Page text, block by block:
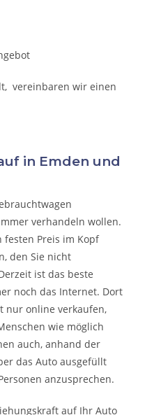
vereinbaren wir einen
in Emden und
verhandeln wollen.
festen Preis im Kopf
den Sie nicht
ist das beste
noch das Internet. Dort
nur online verkaufen,
wie möglich
auch, anhand der
das Auto ausgefüllt
anzusprechen.
auf Ihr Auto